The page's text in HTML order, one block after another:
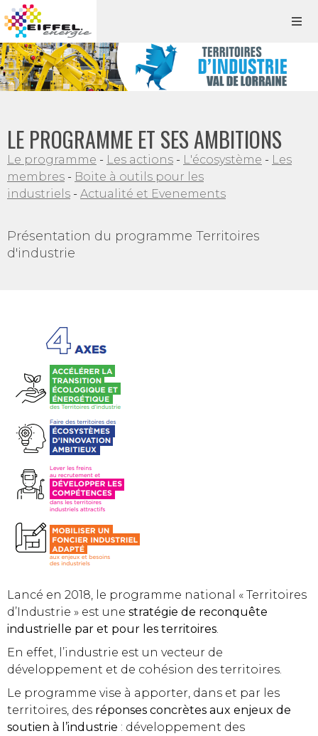
LE PROGRAMME ET SES AMBITIONS
Le programme - Les actions - L'écosystème - Les
membres - Boite à outils pour les
industriels - Actualité et Evenements
Présentation du programme Territoires
d'industrie
Lancé en 2018, le programme national « Territoires
d’Industrie » est une stratégie de reconquête
industrielle par et pour les territoires
En effet, l’industrie est un vecteur de
développement et de cohésion des territoires.
Le programme vise à apporter, dans et par les
territoires, des réponses concrètes aux enjeux de
soutien à l’industrie : développement des